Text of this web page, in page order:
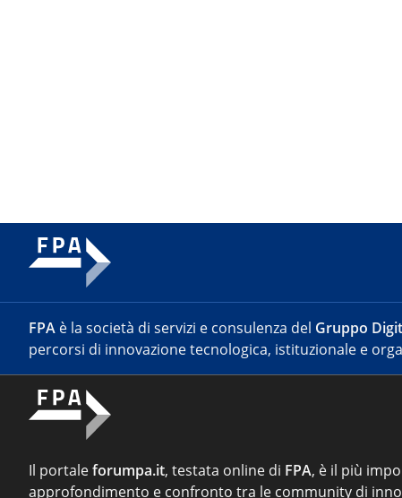
FPA è la società di servizi e consulenza del Gruppo
percorsi di innovazione tecnologica, istituzionale e
Il portaleforumpa.it, testata online di FPA, è il più
approfondimento e confronto tra le community di